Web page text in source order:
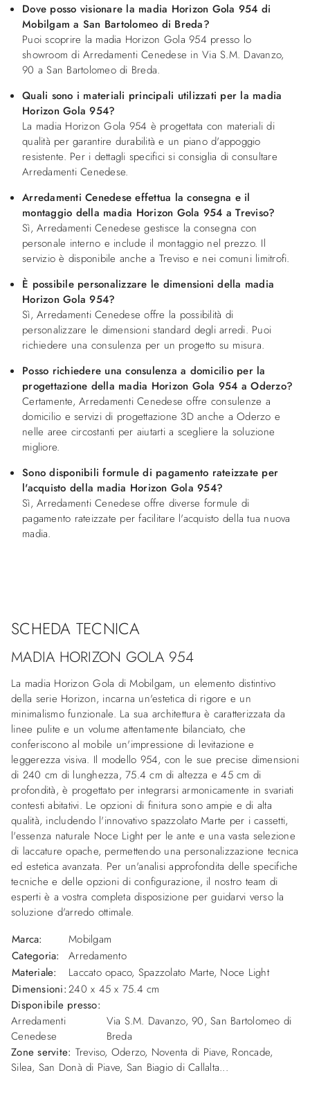
Dove posso visionare la madia Horizon Gola 954 di
Mobilgam a San Bartolomeo di Breda?
Puoi scoprire la madia Horizon Gola 954 presso lo
showroom di Arredamenti Cenedese in Via S.M. Davanzo,
90 a San Bartolomeo di Breda.
Quali sono i materiali principali utilizzati per la madia
Horizon Gola 954?
La madia Horizon Gola 954 è progettata con materiali di
qualità per garantire durabilità e un piano d'appoggio
resistente. Per i dettagli specifici si consiglia di consultare
Arredamenti Cenedese.
Arredamenti Cenedese effettua la consegna e il
montaggio della madia Horizon Gola 954 a Treviso?
Sì, Arredamenti Cenedese gestisce la consegna con
personale interno e include il montaggio nel prezzo. Il
servizio è disponibile anche a Treviso e nei comuni limitrofi.
È possibile personalizzare le dimensioni della madia
Horizon Gola 954?
Sì, Arredamenti Cenedese offre la possibilità di
personalizzare le dimensioni standard degli arredi. Puoi
richiedere una consulenza per un progetto su misura.
Posso richiedere una consulenza a domicilio per la
progettazione della madia Horizon Gola 954 a Oderzo?
Certamente, Arredamenti Cenedese offre consulenze a
domicilio e servizi di progettazione 3D anche a Oderzo e
nelle aree circostanti per aiutarti a scegliere la soluzione
migliore.
Sono disponibili formule di pagamento rateizzate per
l'acquisto della madia Horizon Gola 954?
Sì, Arredamenti Cenedese offre diverse formule di
pagamento rateizzate per facilitare l'acquisto della tua nuova
madia.
SCHEDA TECNICA
MADIA HORIZON GOLA 954
La madia Horizon Gola di Mobilgam, un elemento distintivo
della serie Horizon, incarna un'estetica di rigore e un
minimalismo funzionale. La sua architettura è caratterizzata da
linee pulite e un volume attentamente bilanciato, che
conferiscono al mobile un'impressione di levitazione e
leggerezza visiva. Il modello 954, con le sue precise dimensioni
di 240 cm di lunghezza, 75.4 cm di altezza e 45 cm di
profondità, è progettato per integrarsi armonicamente in svariati
contesti abitativi. Le opzioni di finitura sono ampie e di alta
qualità, includendo l'innovativo spazzolato Marte per i cassetti,
l'essenza naturale Noce Light per le ante e una vasta selezione
di laccature opache, permettendo una personalizzazione tecnica
ed estetica avanzata. Per un'analisi approfondita delle specifiche
tecniche e delle opzioni di configurazione, il nostro team di
esperti è a vostra completa disposizione per guidarvi verso la
soluzione d'arredo ottimale.
Marca:
Mobilgam
Categoria:
Arredamento
Materiale:
Laccato opaco, Spazzolato Marte, Noce Light
Dimensioni:240 x 45 x 75.4 cm
Disponibile presso:
Arredamenti
Cenedese
Via S.M. Davanzo, 90,San Bartolomeo di
Breda
Zone servite: Treviso, Oderzo, Noventa di Piave, Roncade,
Silea, San Donà di Piave, San Biagio di Callalta...